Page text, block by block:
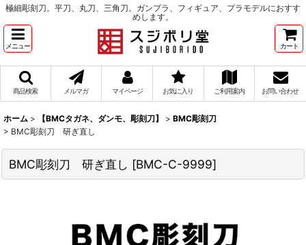
極細彫刻刀。平刀、丸刀、三角刀。ガンプラ、フィギュア、プラモデルにおすす
めします。
メニュー カート
商品検索 メルマガ マイページ お気に入り ご利用案内 お問い合わせ
ホーム > 【BMCタガネ、ダンモ、彫刻刀】 > BMC彫刻刀
> BMC彫刻刀 研ぎ直し
BMC彫刻刀 研ぎ直し [BMC-C-9999]